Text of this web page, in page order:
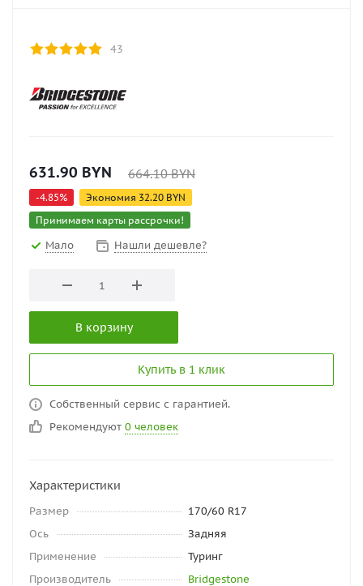
43
631.90 BYN 664.10BYN
-4.85% Экономия 32.20 BYN
Принимаем карты рассрочки!
Мало Нашли дешевле?
В корзину
Купить в 1 клик
Собственный сервис с гарантией.
Рекомендуют 0 человек
Характеристики
Размер
170/60 R17
Ось
Задняя
Применение
Туринг
Производитель
Bridgestone